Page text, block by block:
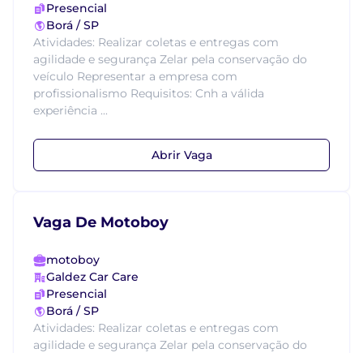
Presencial
Borá / SP
Atividades: Realizar coletas e entregas com
agilidade e segurança Zelar pela conservação do
veículo Representar a empresa com
profissionalismo Requisitos: Cnh a válida
experiência ...
Abrir Vaga
Vaga De Motoboy
motoboy
Galdez Car Care
Presencial
Borá / SP
Atividades: Realizar coletas e entregas com
agilidade e segurança Zelar pela conservação do